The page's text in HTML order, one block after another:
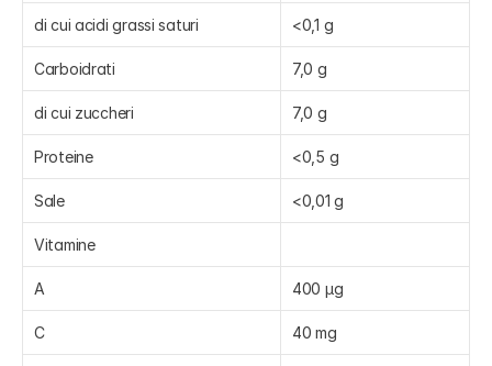
di cui acidi grassi saturi <0,1 g
Carboidrati 7,0 g
di cui zuccheri 7,0 g
Proteine <0,5 g
Sale <0,01 g
Vitamine
A 400 µg
C 40 mg